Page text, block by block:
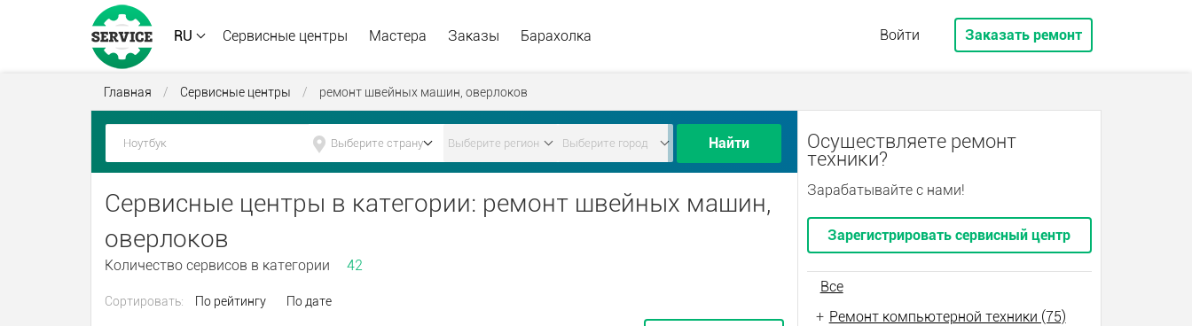
RU Сервисные центры Мастера Заказы Барахолка Войти Заказать ремонт
Главная / Сервисные центры / ремонт швейных машин, оверлоков
Найти
Сервисные центры в категории: ремонт швейных машин,
оверлоков
Количество сервисов в категории 42
Сортировать: По рейтингу По дате
Осуществляете ремонт
техники?
Зарабатывайте с нами!
Зарегистрировать сервисный центр
Все
+ Ремонт компьютерной техники (75)